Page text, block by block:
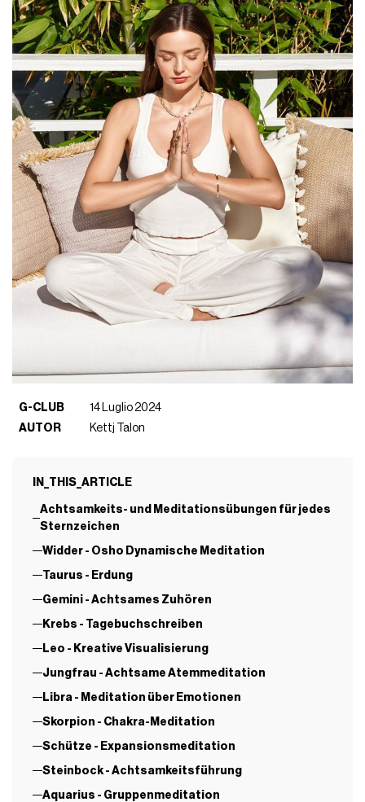
G-CLUB
14 Luglio 2024
AUTOR
Kettj Talon
IN_THIS_ARTICLE
Achtsamkeits- und Meditationsübungen für jedes
Sternzeichen
Widder - Osho Dynamische Meditation
Taurus - Erdung
Gemini - Achtsames Zuhören
Krebs - Tagebuchschreiben
Leo - Kreative Visualisierung
Jungfrau - Achtsame Atemmeditation
Libra - Meditation über Emotionen
Skorpion - Chakra-Meditation
Schütze - Expansionsmeditation
Steinbock - Achtsamkeitsführung
Aquarius - Gruppenmeditation